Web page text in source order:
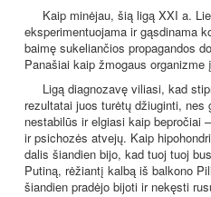
Kaip minėjau, šią ligą XXI a.
eksperimentuojama ir gąsdinama
baimę sukeliančios propagandos
Panašiai kaip žmogaus
Ligą diagnozavę viliasi, kad
rezultatai juos turėtų džiuginti,
nestabilūs ir elgiasi kaip bepročiai
ir psichozės atvejų. Kaip
dalis šiandien bijo, kad tuoj tuoj
Putiną, rėžiantį kalbą iš balkono
šiandien pradėjo bijoti ir nekęsti